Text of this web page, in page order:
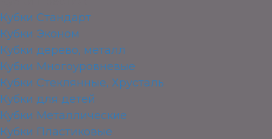
Кубки Стандарт
Кубки Эконом
Кубки дерево, металл
Кубки Многоуровневые
Кубки Стеклянные, Хрусталь
Кубки для детей
Кубки Металлические
Кубки Пластиковые